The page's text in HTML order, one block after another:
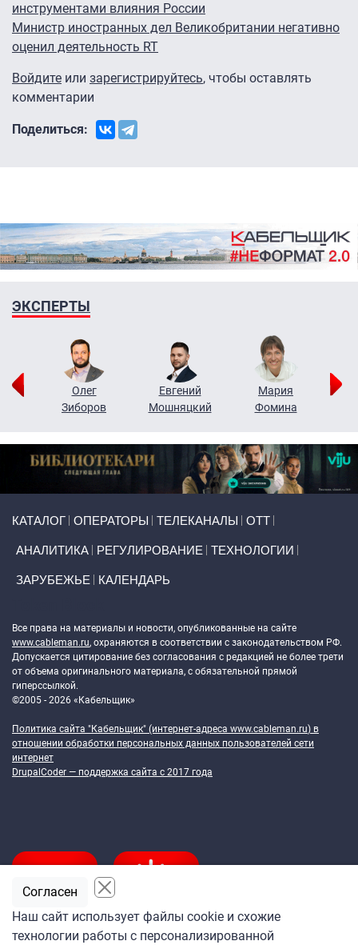
инструментами влияния России
Министр иностранных дел Великобритании негативно
оценил деятельность RT
Войдите или зарегистрируйтесь, чтобы оставлять
комментарии
Поделиться:
ЭКСПЕРТЫ
Олег
Зиборов
Евгений
Мошняцкий
Мария
Фомина
КАТАЛОГ ОПЕРАТОРЫ ТЕЛЕКАНАЛЫ ОТТ
АНАЛИТИКА РЕГУЛИРОВАНИЕ ТЕХНОЛОГИИ
ЗАРУБЕЖЬЕ КАЛЕНДАРЬ
Все права на материалы и новости, опубликованные на сайте
www.cableman.ru, охраняются в соответствии с законодательством РФ.
Допускается цитирование без согласования с редакцией не более трети
от объема оригинального материала, с обязательной прямой
гиперссылкой.
©2005 - 2026 «Кабельщик»
Политика сайта "Кабельщик" (интернет-адреса www.cableman.ru) в
отношении обработки персональных данных пользователей сети
интернет
DrupalCoder — поддержка сайта c 2017 года
Наш сайт использует файлы cookie и схожие
технологии работы с персонализированной
Согласен